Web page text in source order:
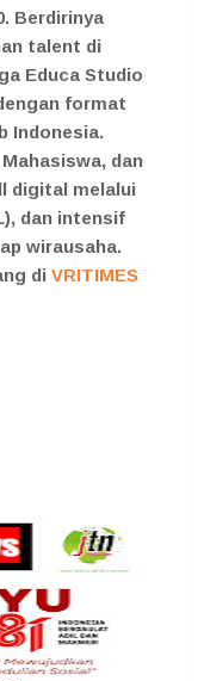
Berdirinya
talent di
Educa Studio
format
Indonesia.
dan
digital melalui
dan intensif
wirausaha.
di VRITIMES